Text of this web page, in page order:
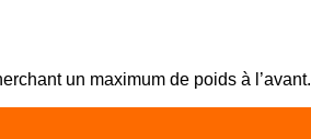
un maximum de poids à l’avant.